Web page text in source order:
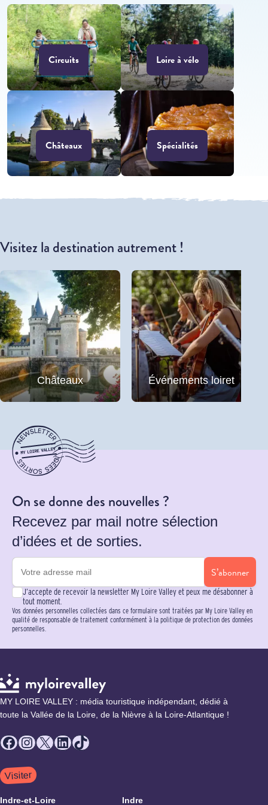
Circuits Loire à vélo
Châteaux Spécialités
Visitez la destination autrement !
Châteaux Événements loiret
On se donne des nouvelles ?
Recevez par mail notre sélection
d’idées et de sorties.
S’abonner
J’accepte de recevoir la newsletter My Loire Valley et peux me désabonner à
tout moment.
Vos données personnelles collectées dans ce formulaire sont traitées par My Loire Valley en
qualité de responsable de traitement conformément à la politique de protection des données
personnelles.
MY LOIRE VALLEY : média touristique indépendant, dédié à
toute la Vallée de la Loire, de la Nièvre à la Loire-Atlantique !
Facebook
Instagram
X LinkedIn
TikTok
Visiter
Indre-et-Loire
Indre